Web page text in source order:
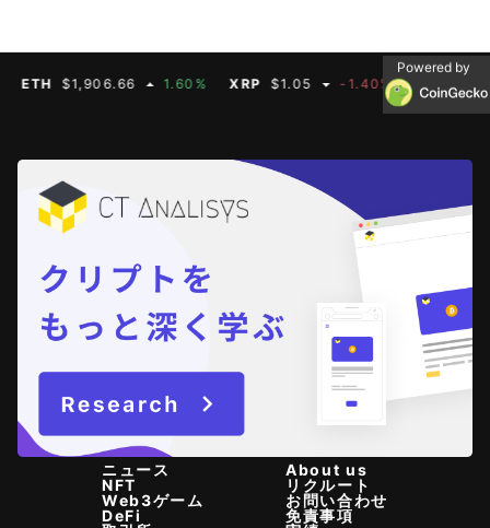
ETH $1,906.66 1.60% XRP $1.05 -1.40% BNB
Powered by
ニュース
NFT
Web3ゲーム
DeFi
About us
リクルート
お問い合わせ
免責事項